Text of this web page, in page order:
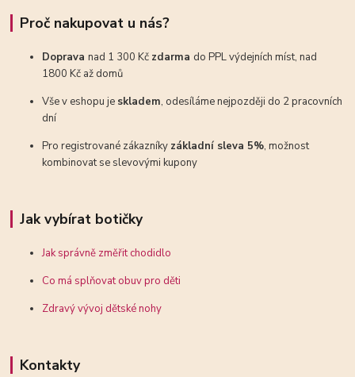
Proč nakupovat u nás?
Dopravanad 1 300 Kč zdarma do PPL výdejních míst, nad
1800 Kč až domů
Vše v eshopu je skladem, odesíláme nejpozději do 2 pracovních
dní
Pro registrované zákazníky základní sleva 5%, možnost
kombinovat se slevovými kupony
Jak vybírat botičky
Jak správně změřit chodidlo
Co má splňovat obuv pro děti
Zdravý vývoj dětské nohy
Kontakty